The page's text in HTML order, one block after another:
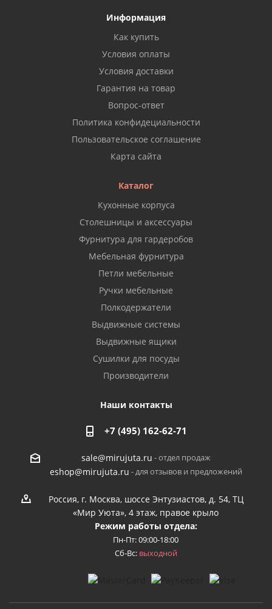
Информация
Как купить
Условия оплаты
Условия доставки
Гарантия на товар
Вопрос-ответ
Политика конфидециальности
Пользовательское соглашение
Карта сайта
Каталог
Кухонные корпуса
Столешницы и аксессуары
Фурнитура для гардеробов
Мебельная фурнитура
Петли мебельные
Ручки мебельные
Полкодержатели
Выдвижные системы
Выдвижные ящики
Сушилки для посуды
Производители
Наши контакты
+7 (495) 162-62-71
sale@mirujuta.ru - отдел продаж
eshop@mirujuta.ru - для отзывов и предложений
Россия, г. Москва, шоссе Энтузиастов, д. 54, ТЦ
«Мир Уюта», 4 этаж, правое крыло
Режим работы отдела:
Пн-Пт: 09:00-18:00
Сб-Вс: выходной